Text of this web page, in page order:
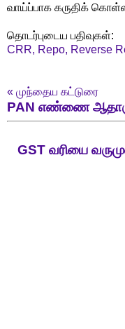
வாய்ப்பாக கருதிக்
தொடர்புடைய பதிவுகள்:
CRR, Repo, Reverse
« முந்தைய கட்டுரை
PAN எண்ணை
GST வரியை